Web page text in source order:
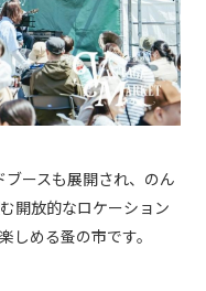
ースも展開され、のん
開放的なロケーション
しめる蚤の市です。